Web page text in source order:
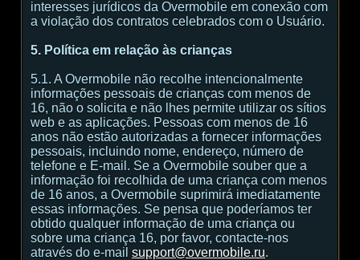
interesses jurídicos da Overmobile em conexão com
a violação dos contratos celebrados com o Usuário.
5. Política em relação às crianças
5.1. A Overmobile não recolhe intencionalmente
informações pessoais de crianças com menos de
16, não o solicita e não lhes permite utilizar os sítios
web e as aplicações. Pessoas com menos de 16
anos não estão autorizadas a fornecer informações
pessoais, incluindo nome, endereço, número de
telefone e E-mail. Se a Overmobile souber que a
informação foi recolhida de uma criança com menos
de 16 anos, a Overmobile suprimirá imediatamente
essas informações. Se pensa que poderíamos ter
obtido qualquer informação de uma criança ou
sobre uma criança 16, por favor, contacte-nos
através do e-mail support@overmobile.ru.